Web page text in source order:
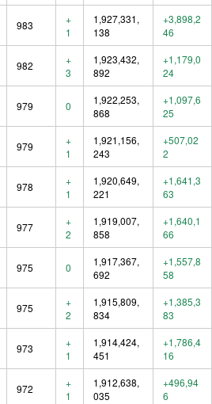
983
+
1
1,927,331,
138
+3,898,2
46
982
+
3
1,923,432,
892
+1,179,0
24
979 0
1,922,253,
868
+1,097,6
25
979
+
1
1,921,156,
243
+507,02
2
978
+
1
1,920,649,
221
+1,641,3
63
977
+
2
1,919,007,
858
+1,640,1
66
975 0
1,917,367,
692
+1,557,8
58
975
+
2
1,915,809,
834
+1,385,3
83
973
+
1
1,914,424,
451
+1,786,4
16
972
+
1
1,912,638,
035
+496,94
6